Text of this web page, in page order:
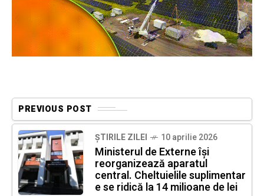
PREVIOUS POST
ȘTIRILE ZILEI 10 aprilie 2026
Ministerul de Externe își
reorganizează aparatul
central. Cheltuielile suplimentar
e se ridică la 14 milioane de lei